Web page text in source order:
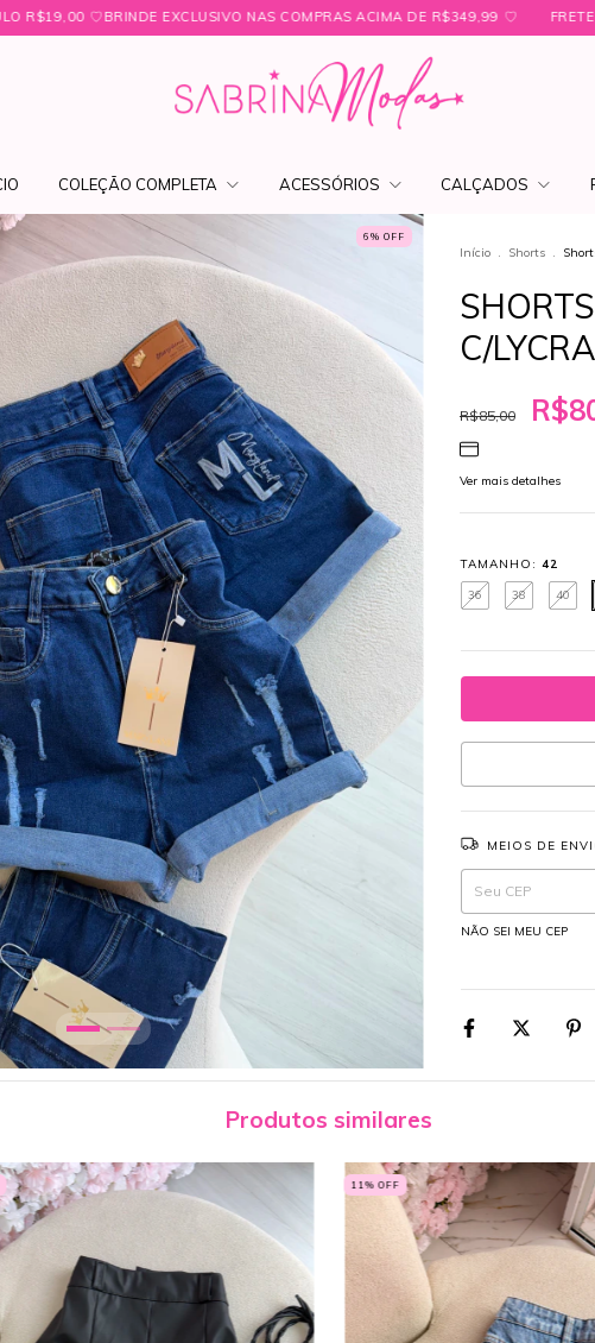
EXCLUSIVO NAS COMPRAS ACIMA DE R$349,99 ㅤ♡ FRETE FIXO PARA SÃO
COLEÇÃO COMPLETA ACESSÓRIOS CALÇADOS
6 % OFF
Início . Shorts .
C/
R$85,00
Ver mais detalhes
TAMANHO: 42
36
38 40
MEIOS DE
Entregas para o CEP:
NÃO SEI MEU CEP
Produtos similares
11% OFF